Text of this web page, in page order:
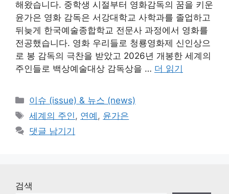
해왔습니다. 중학생 시절부터 영화감독의 꿈을 키운
윤가은 영화 감독은 서강대학교 사학과를 졸업하고
뒤늦게 한국예술종합학교 전문사 과정에서 영화를
전공했습니다. 영화 우리들로 청룡영화제 신인상으
로 봉 감독의 극찬을 받았고 2026년 개봉한 세계의
주인들로 백상예술대상 감독상을 … 더 읽기
카
테
고
리
이슈 (issue) & 뉴스 (news)
태
그
세계의 주인 , 연예 , 윤가은
댓글 남기기
검색